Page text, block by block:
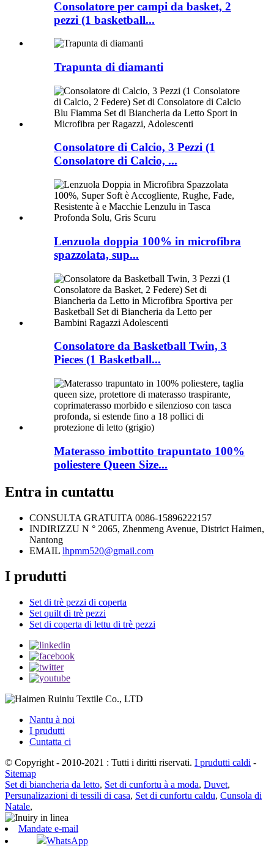
Consolatore per campi da basket, 2
pezzi (1 basketball...
Trapunta di diamanti
Consolatore di Calcio, 3 Pezzi (1
Consolatore di Calcio, ...
Lenzuola doppia 100% in microfibra
spazzolata, sup...
Consolatore da Basketball Twin, 3
Pieces (1 Basketball...
Materasso imbottito trapuntato 100%
poliestere Queen Size...
Entra in cuntattu
CONSULTA GRATUITA 0086-15896222157
INDIRIZZU N ° 2065, Zhenmeng Avenue, District Haimen,
Nantong
EMAIL lhpmm520@gmail.com
I prudutti
Set di trè pezzi di coperta
Set quilt di trè pezzi
Set di coperta di lettu di trè pezzi
Nantu à noi
I prudutti
Cuntatta ci
© Copyright - 2010-2021 : Tutti i diritti riservati. I prudutti caldi -
Sitemap
Set di biancheria da letto, Set di cunfortu à a moda, Duvet,
Persunalizazioni di tessili di casa, Set di cunfortu caldu, Cunsola di
Natale,
Mandate e-mail
WhatsApp